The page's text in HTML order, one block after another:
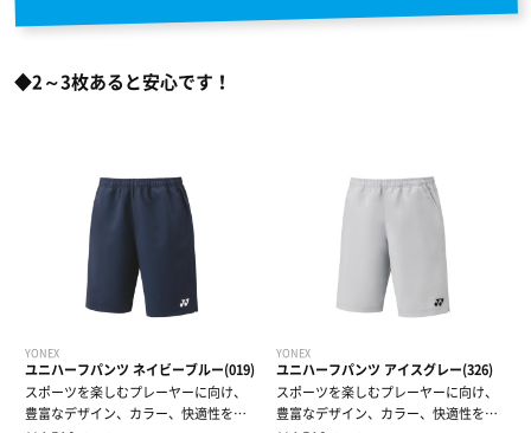
◆2～3枚あると安心です！
YONEX
ユニハーフパンツ ネイビーブルー(019)
スポーツを楽しむプレーヤーに向け、
豊富なデザイン、カラー、快適性を追
YONEX
ユニハーフパンツ アイスグレー(326)
スポーツを楽しむプレーヤーに向け、
豊富なデザイン、カラー、快適性を追